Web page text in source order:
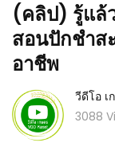
ด้ง่ายๆ
(คลิป) สูต
วีดีโอ เกษ
(คลิป) รู้แล้
สอนปักชำส
อาชีพ
วีดีโอ เ
3088